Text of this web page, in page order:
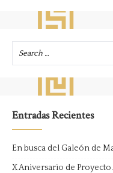
Entradas Recientes
En busca del Galeón de
X Aniversario de Proyecto